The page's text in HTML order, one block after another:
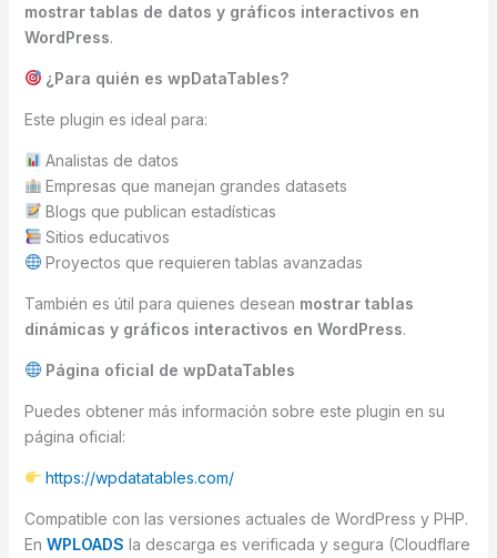
mostrar tablas de datos y gráficos interactivos en
WordPress.
¿Para quién es wpDataTables?
Este plugin es ideal para:
Analistas de datos
Empresas que manejan grandes datasets
Blogs que publican estadísticas
Sitios educativos
Proyectos que requieren tablas avanzadas
También es útil para quienes desean mostrar tablas
dinámicas y gráficos interactivos en WordPress.
Página oficial de wpDataTables
Puedes obtener más información sobre este plugin en su
página oficial:
https://wpdatatables.com/
Compatible con las versiones actuales de WordPress y PHP.
En WPLOADS la descarga es verificada y segura (Cloudflare